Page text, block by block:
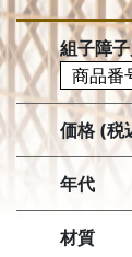
組子障
商品番
価格 (税
年代
材質